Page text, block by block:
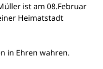
ist am 08.Februar
Heimatstadt
in Ehren wahren.